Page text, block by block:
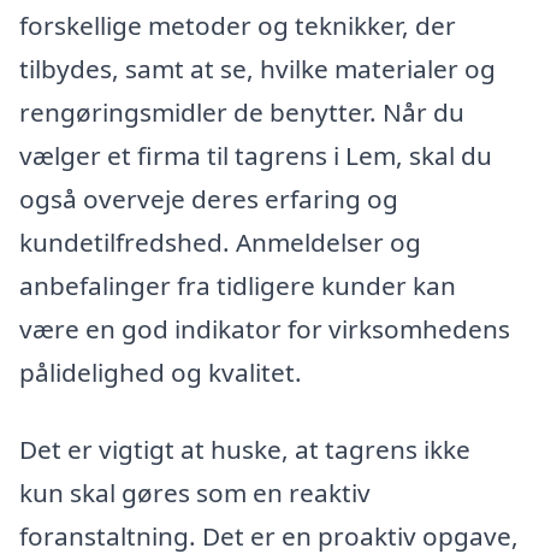
forskellige metoder og teknikker, der
tilbydes, samt at se, hvilke materialer og
rengøringsmidler de benytter. Når du
vælger et firma til tagrens i Lem, skal du
også overveje deres erfaring og
kundetilfredshed. Anmeldelser og
anbefalinger fra tidligere kunder kan
være en god indikator for virksomhedens
pålidelighed og kvalitet.
Det er vigtigt at huske, at tagrens ikke
kun skal gøres som en reaktiv
foranstaltning. Det er en proaktiv opgave,